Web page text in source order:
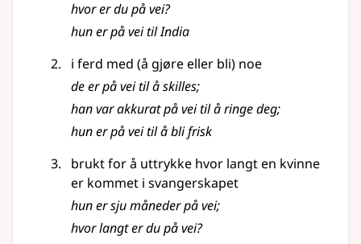
hvor er du på vei?
hun er på vei til India
i ferd med (å gjøre eller bli) noe
de er på vei til å skilles;
han var akkurat på vei til å ringe deg;
hun er på vei til å bli frisk
brukt for å uttrykke hvor langt en kvinne
er kommet i svangerskapet
hun er sju måneder på vei;
hvor langt er du på vei?